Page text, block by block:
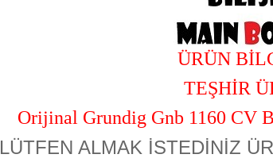
ÜRÜN
TEŞHİR
Orijinal Grundig Gnb 1160 CV
LÜTFEN ALMAK İSTEDİNİZ